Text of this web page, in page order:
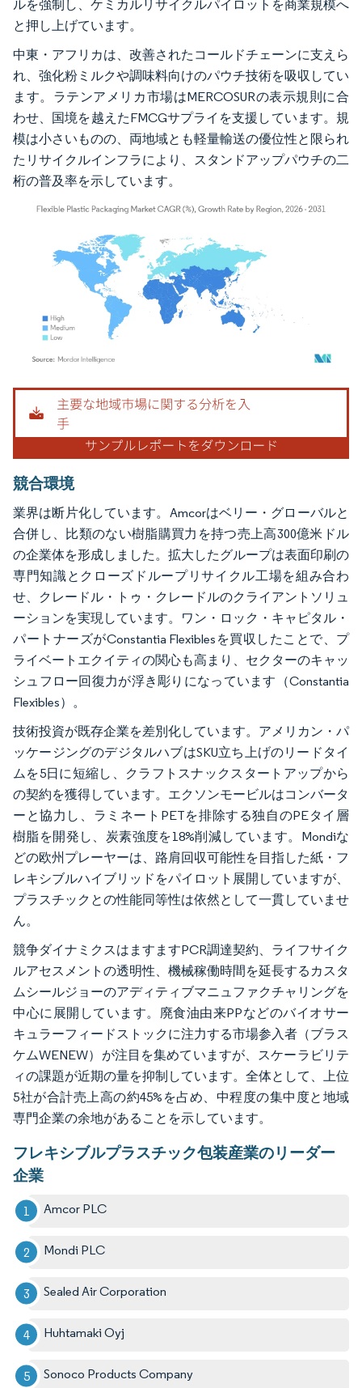
ルを強制し、ケミカルリサイクルパイロットを商業規模へ
と押し上げています。
中東・アフリカは、改善されたコールドチェーンに支えら
れ、強化粉ミルクや調味料向けのパウチ技術を吸収してい
ます。ラテンアメリカ市場はMERCOSURの表示規則に合
わせ、国境を越えたFMCGサプライを支援しています。規
模は小さいものの、両地域とも軽量輸送の優位性と限られ
たリサイクルインフラにより、スタンドアップパウチの二
桁の普及率を示しています。
画像 © Mordor Intelligence。再利用にはCC BY 4.0の表示が必要です。
競合環境
業界は断片化しています。Amcorはベリー・グローバルと
合併し、比類のない樹脂購買力を持つ売上高300億米ドル
の企業体を形成しました。拡大したグループは表面印刷の
専門知識とクローズドループリサイクル工場を組み合わ
せ、クレードル・トゥ・クレードルのクライアントソリュ
ーションを実現しています。ワン・ロック・キャピタル・
パートナーズがConstantia Flexiblesを買収したことで、プ
ライベートエクイティの関心も高まり、セクターのキャッ
シュフロー回復力が浮き彫りになっています（Constantia
Flexibles）。
技術投資が既存企業を差別化しています。アメリカン・パ
ッケージングのデジタルハブはSKU立ち上げのリードタイ
ムを5日に短縮し、クラフトスナックスタートアップから
の契約を獲得しています。エクソンモービルはコンバータ
ーと協力し、ラミネートPETを排除する独自のPEタイ層
樹脂を開発し、炭素強度を18%削減しています。Mondiな
どの欧州プレーヤーは、路肩回収可能性を目指した紙・フ
レキシブルハイブリッドをパイロット展開していますが、
プラスチックとの性能同等性は依然として一貫していませ
ん。
競争ダイナミクスはますますPCR調達契約、ライフサイク
ルアセスメントの透明性、機械稼働時間を延長するカスタ
ムシールジョーのアディティブマニュファクチャリングを
中心に展開しています。廃食油由来PPなどのバイオサー
キュラーフィードストックに注力する市場参入者（ブラス
ケムWENEW）が注目を集めていますが、スケーラビリテ
ィの課題が近期の量を抑制しています。全体として、上位
5社が合計売上高の約45%を占め、中程度の集中度と地域
専門企業の余地があることを示しています。
フレキシブルプラスチック包装産業のリーダー
企業
Amcor PLC
Mondi PLC
Sealed Air Corporation
Huhtamaki Oyj
Sonoco Products Company